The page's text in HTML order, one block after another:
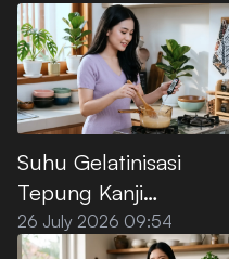
Premium
Suhu Gelatinisasi
Tepung Kanji
Premium, Ini Titik
Optimalnya
26 July 2026 09:54